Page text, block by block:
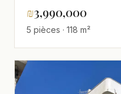
₪3,990,000
5 pièces · 118 m²